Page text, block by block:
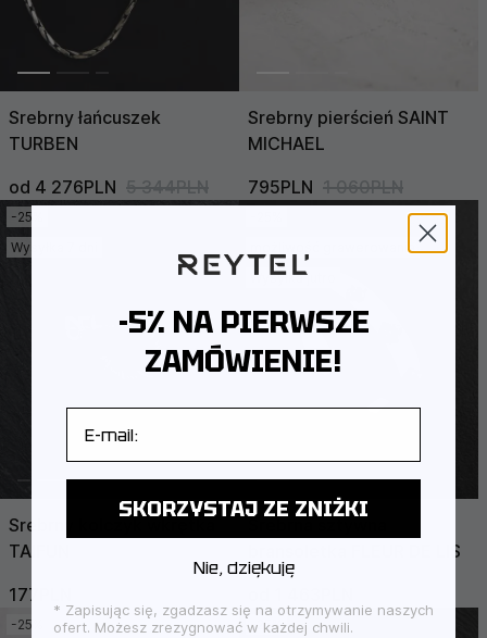
Srebrny łańcuszek
TURBEN
od 4 276PLN 5 344PLN
Srebrny pierścień SAINT
MICHAEL
795PLN 1 060PLN
-25%
Wysyłka 7 dni
Srebrny kolczyk wkrętka
TAIFUN
177PLN
możliwość grawerowania
Wysyłka jutro
bransoletka FLEUR DE LIS
-25%
-25%
-5% NA PIERWSZE
ZAMÓWIENIE!
SKORZYSTAJ ZE ZNIŻKI
Nie, dziękuję
* Zapisując się, zgadzasz się na otrzymywanie naszych
ofert. Możesz zrezygnować w każdej chwili.